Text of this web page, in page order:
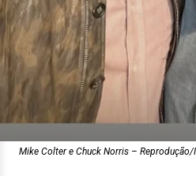
Mike Colter e Chuck Norris – Reprodução/